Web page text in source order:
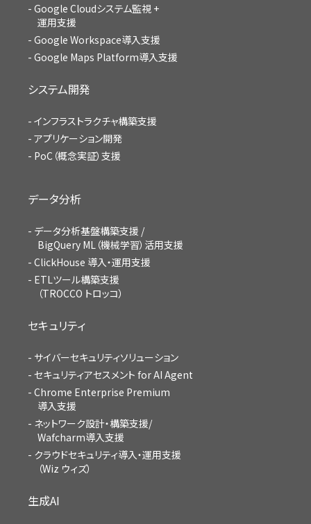
Google Cloudシステム監視 +
運用支援
Google Workspace導入支援
Google Maps Platform導入支援
システム開発
インフラストラクチャ構築支援
アプリケーション開発
PoC（概念実証）支援
データ分析
データ分析基盤構築支援 /
BigQuery ML（機械学習）活用支援
ClickHouse 導入・運用支援
ETLツール構築支援
（TROCCO トロッコ）
セキュリティ
サイバーセキュリティソリューション
セキュリティアセスメント for AI Agent
Chrome Enterprise Premium
導入支援
ネットワーク設計・構築支援/
Wafcharm導入支援
クラウドセキュリティ導入・運用支援
（Wiz ウィズ）
生成AI